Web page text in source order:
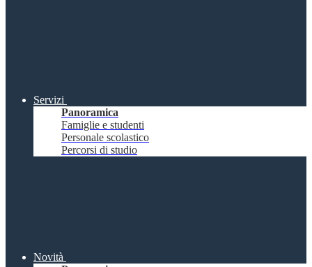
Servizi
Panoramica
Famiglie e studenti
Personale scolastico
Percorsi di studio
Novità